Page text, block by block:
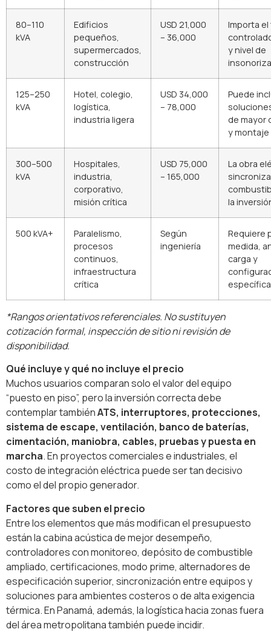
80–110
kVA
Edificios
pequeños,
supermercados,
construcción
USD 21,000
– 36,000
Importa
y nivel de
125–250
kVA
Hotel, colegio,
logística,
industria ligera
USD 34,000
– 78,000
Puede
de mayor
y
300–500
kVA
Hospitales,
industria,
corporativo,
misión crítica
USD 75,000
– 165,000
La obra
la
500 kVA+
Paralelismo,
procesos
continuos,
infraestructura
crítica
Según
ingeniería
Requiere
medida,
carga y
específica
*Rangos orientativos referenciales. No sustituyen
cotización formal, inspección de sitio ni revisión de
disponibilidad.
Qué incluye y qué no incluye el precio
Muchos usuarios comparan solo el valor del equipo
“puesto en piso”, pero la inversión correcta debe
contemplar tambiénATS, interruptores, protecciones,
sistema de escape, ventilación, banco de baterías,
cimentación, maniobra, cables, pruebas y puesta en
marcha. En proyectos comerciales e industriales, el
costo de integración eléctrica puede ser tan decisivo
como el del propio generador.
Factores que suben el precio
Entre los elementos que más modifican el presupuesto
están la cabina acústica de mejor desempeño,
controladores con monitoreo, depósito de combustible
ampliado, certificaciones, modo prime, alternadores de
especificación superior, sincronización entre equipos y
soluciones para ambientes costeros o de alta exigencia
térmica. En Panamá, además, la logística hacia zonas fuera
del área metropolitana también puede incidir.